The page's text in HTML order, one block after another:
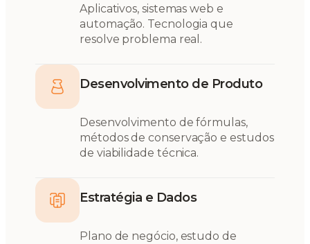
Aplicativos, sistemas web e
automação. Tecnologia que
resolve problema real.
Desenvolvimento de Produto
Desenvolvimento de fórmulas,
métodos de conservação e estudos
de viabilidade técnica.
Estratégia e Dados
Plano de negócio, estudo de